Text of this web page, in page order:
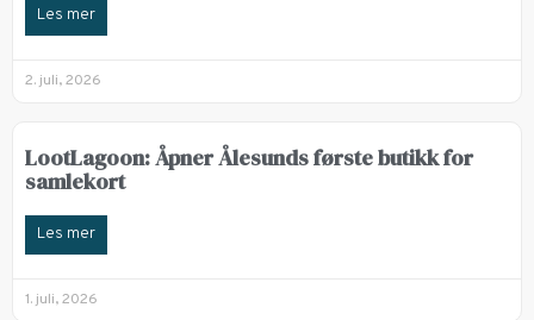
Les mer
2. juli, 2026
LootLagoon: Åpner Ålesunds første butikk for
samlekort
Les mer
1. juli, 2026